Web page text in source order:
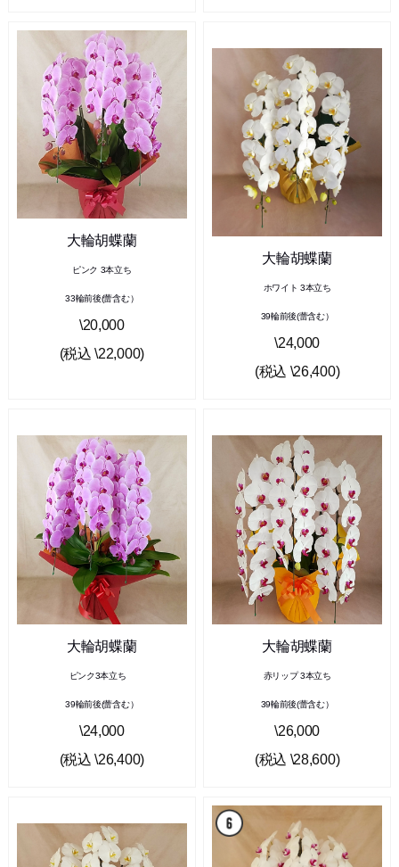
大輪胡蝶蘭
ピンク 3本立ち
33輪前後(蕾含む）
\20,000
(税込 \22,000)
大輪胡蝶蘭
ホワイト 3本立ち
39輪前後(蕾含む）
\24,000
(税込 \26,400)
大輪胡蝶蘭
ピンク3本立ち
39輪前後(蕾含む）
\24,000
(税込 \26,400)
大輪胡蝶蘭
赤リップ 3本立ち
39輪前後(蕾含む）
\26,000
(税込 \28,600)